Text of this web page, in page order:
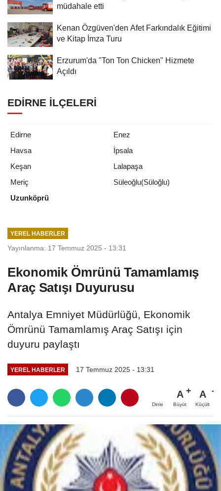
müdahale etti
Kenan Özgüven'den Afet Farkındalık Eğitimi
ve Kitap İmza Turu
Erzurum'da "Ton Ton Chicken" Hizmete
Açıldı
EDIRNE İLÇELERI
Edirne
Enez
Havsa
İpsala
Keşan
Lalapaşa
Meriç
Süleoğlu(Süloğlu)
Uzunköprü
YEREL HABERLER
Yayınlanma: 17 Temmuz 2025 - 13:31
Ekonomik Ömrünü Tamamlamış
Araç Satışı Duyurusu
Antalya Emniyet Müdürlüğü, Ekonomik
Ömrünü Tamamlamış Araç Satışı için
duyuru paylaştı
YEREL HABERLER 17 Temmuz 2025 - 13:31
Dinle
A
Büyüt
A
Küçült